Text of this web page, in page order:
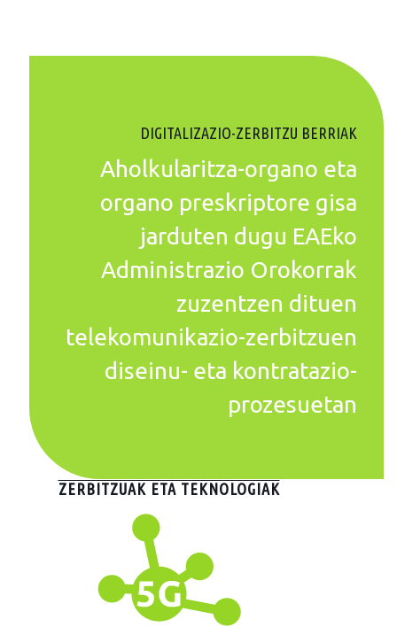
DIGITALIZAZIO-ZERBITZU BERRIAK
Aholkularitza-organo eta
organo preskriptore gisa
jarduten dugu EAEko
Administrazio Orokorrak
zuzentzen dituen
telekomunikazio-zerbitzuen
diseinu- eta kontratazio-
prozesuetan
ZERBITZUAK ETA TEKNOLOGIAK